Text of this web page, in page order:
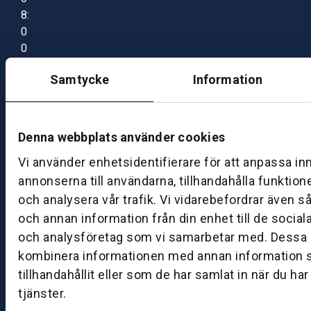
Samtycke Information
Denna webbplats använder cookies
Vi använder enhetsidentifierare för att anpassa
annonserna till användarna, tillhandahålla
och analysera vår trafik. Vi vidarebefordrar även
och annan information från din enhet till de
och analysföretag som vi samarbetar med. Dessa
kombinera informationen med annan information
tillhandahållit eller som de har samlat in när du
tjänster.
8:
0
0
7:
0
B
S
k
ö
v
d